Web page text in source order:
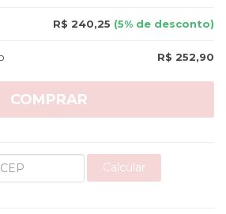
R$ 240,25 (5% de desconto)
R$ 252,90
COMPRAR
Calcular